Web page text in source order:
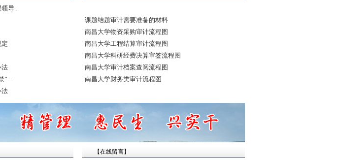
导...
法
”...
法
课题结题审计需要准备的材料
南昌大学物资采购审计流程图
南昌大学工程结算审计流程图
南昌大学科研经费决算审签流程图
南昌大学审计档案查阅流程图
南昌大学财务类审计流程图
【在线留言】